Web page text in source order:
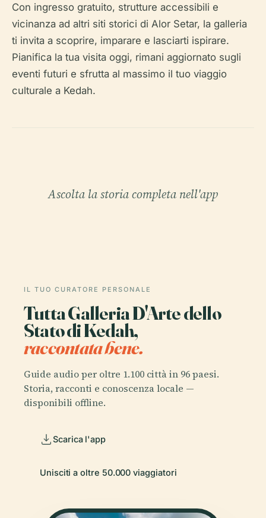
Con ingresso gratuito, strutture accessibili e
vicinanza ad altri siti storici di Alor Setar, la galleria
ti invita a scoprire, imparare e lasciarti ispirare.
Pianifica la tua visita oggi, rimani aggiornato sugli
eventi futuri e sfrutta al massimo il tuo viaggio
culturale a Kedah.
Ascolta la storia completa nell'app
IL TUO CURATORE PERSONALE
Tutta Galleria D'Arte dello
Stato di Kedah,
raccontata bene.
Guide audio per oltre 1.100 città in 96 paesi.
Storia, racconti e conoscenza locale —
disponibili offline.
Scarica l'app
Unisciti a oltre 50.000 viaggiatori